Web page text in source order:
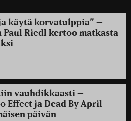
käytä korvatulppia” –
Riedl kertoo matkasta
vauhdikkaasti –
Effect ja Dead By April
päivän